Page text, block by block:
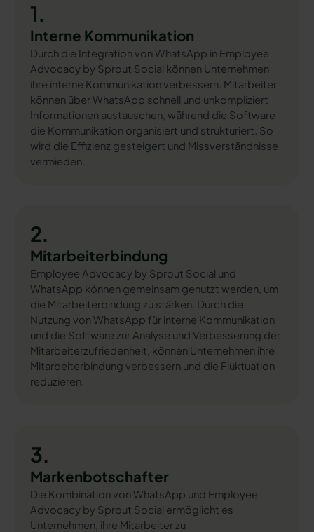
1.
Interne Kommunikation
Durch die Integration von WhatsApp in Employee
Advocacy by Sprout Social können Unternehmen
ihre interne Kommunikation verbessern. Mitarbeiter
können über WhatsApp schnell und unkompliziert
Informationen austauschen, während die Software
die Kommunikation organisiert und strukturiert. So
wird die Effizienz gesteigert und Missverständnisse
vermieden.
2.
Mitarbeiterbindung
Employee Advocacy by Sprout Social und
WhatsApp können gemeinsam genutzt werden, um
die Mitarbeiterbindung zu stärken. Durch die
Nutzung von WhatsApp für interne Kommunikation
und die Software zur Analyse und Verbesserung der
Mitarbeiterzufriedenheit, können Unternehmen ihre
Mitarbeiterbindung verbessern und die Fluktuation
reduzieren.
3.
Markenbotschafter
Die Kombination von WhatsApp und Employee
Advocacy by Sprout Social ermöglicht es
Unternehmen, ihre Mitarbeiter zu